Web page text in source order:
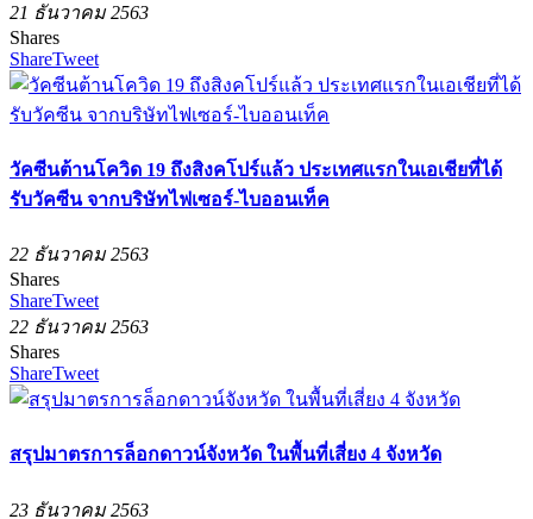
21 ธันวาคม 2563
Shares
ShareTweet
วัคซีนต้านโควิด 19 ถึงสิงคโปร์แล้ว ประเทศแรกในเอเชียที่ได้
รับวัคซีน จากบริษัทไฟเซอร์-ไบออนเท็ค
22 ธันวาคม 2563
Shares
ShareTweet
22 ธันวาคม 2563
Shares
ShareTweet
สรุปมาตรการล็อกดาวน์จังหวัด ในพื้นที่เสี่ยง 4 จังหวัด
23 ธันวาคม 2563